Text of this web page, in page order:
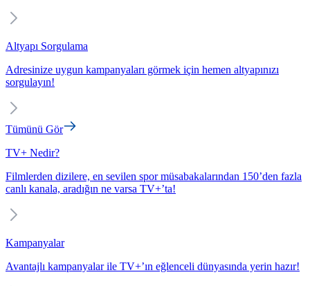
Altyapı Sorgulama
Adresinize uygun kampanyaları görmek için hemen altyapınızı
sorgulayın!
Tümünü Gör
TV+ Nedir?
Filmlerden dizilere, en sevilen spor müsabakalarından 150’den fazla
canlı kanala, aradığın ne varsa TV+’ta!
Kampanyalar
Avantajlı kampanyalar ile TV+’ın eğlenceli dünyasında yerin hazır!